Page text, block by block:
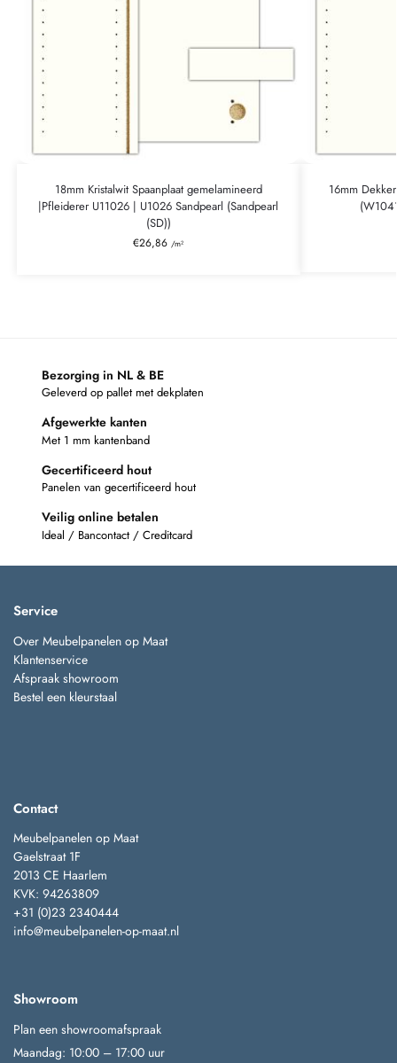
18mm Kristalwit Spaanplaat gemelamineerd
|Pfleiderer U11026 | U1026 Sandpearl (Sandpearl
(SD))
€26,86 /m²
16mm
Bezorging in NL & BE
Geleverd op pallet met dekplaten
Afgewerkte kanten
Met 1 mm kantenband
Gecertificeerd hout
Panelen van gecertificeerd hout
Veilig online betalen
Ideal / Bancontact / Creditcard
Service
Over Meubelpanelen op Maat
Klantenservice
Afspraak showroom
Bestel een kleurstaal
Contact
Meubelpanelen op Maat
Gaelstraat 1F
2013 CE Haarlem
KVK: 94263809
+31 (0)23 2340444
info@meubelpanelen-op-maat.nl
Showroom
Plan een showroomafspraak
Maandag: 10:00 – 17:00 uur